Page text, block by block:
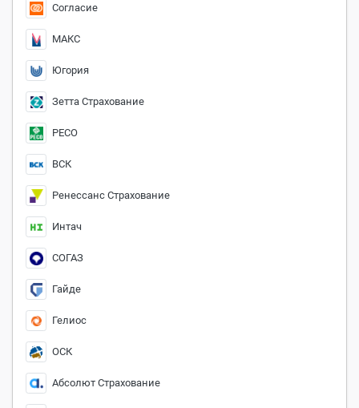
Согласие
МАКС
Югория
Зетта Страхование
РЕСО
ВСК
Ренессанс Страхование
Интач
СОГАЗ
Гайде
Гелиос
ОСК
Абсолют Страхование